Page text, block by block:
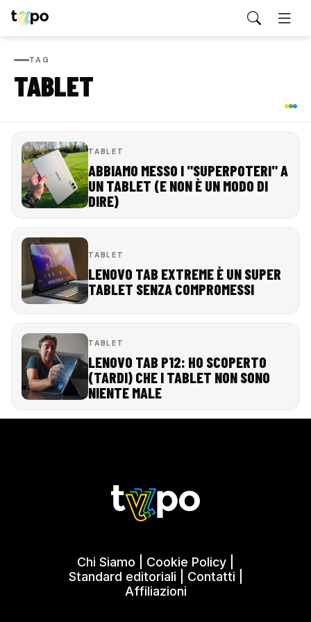
TAG
TABLET
TABLET
ABBIAMO MESSO I "SUPERPOTERI" A
UN TABLET (E NON È UN MODO DI
DIRE)
TABLET
LENOVO TAB EXTREME È UN SUPER
TABLET SENZA COMPROMESSI
TABLET
LENOVO TAB P12: HO SCOPERTO
(TARDI) CHE I TABLET NON SONO
NIENTE MALE
Chi Siamo Cookie Policy
Standard editoriali
Contatti
Affiliazioni